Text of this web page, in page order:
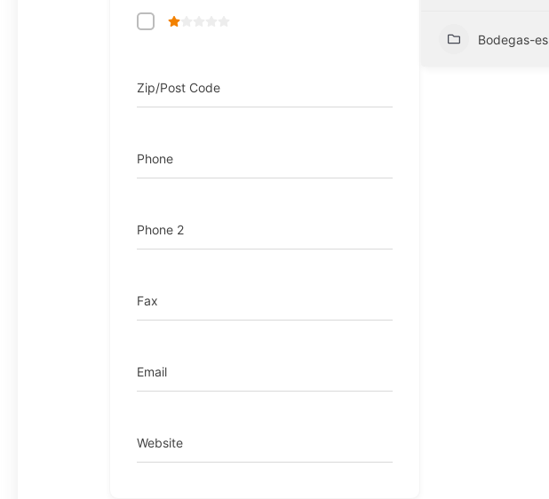
Zip/Post Code
Phone
Phone 2
Fax
Email
Website
Bodegas-es